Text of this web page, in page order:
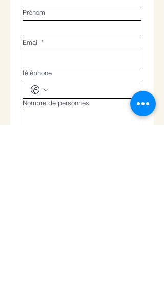
Prénom
Email *
téléphone
Nombre de personnes